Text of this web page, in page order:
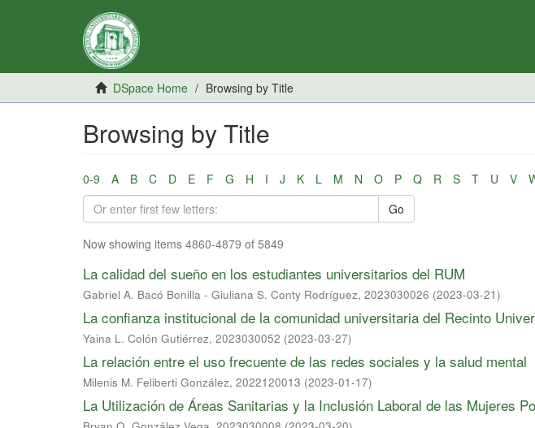
DSpace Home Browsing by Title
Browsing by Title
0-9 A B C D E F G H I J K L M N O P Q R S T U V
Go
Now showing items 4860-4879 of 5849
La calidad del sueño en los estudiantes universitarios del RUM
Gabriel A. Bacó Bonilla - Giuliana S. Conty Rodríguez, 2023030026 (2023-03-21)
La confianza institucional de la comunidad universitaria del Recinto
Yaina L. Colón Gutiérrez, 2023030052 (2023-03-27)
La relación entre el uso frecuente de las redes sociales y la salud mental
Milenis M. Feliberti González, 2022120013 (2023-01-17)
La Utilización de Áreas Sanitarias y la Inclusión Laboral de las Mujeres